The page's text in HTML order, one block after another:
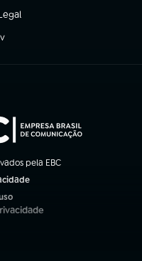
aba)
aba)
pela EBC
aba)